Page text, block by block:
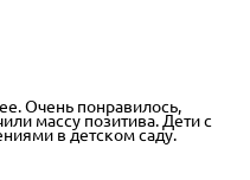
Очень понравилось,
массу позитива. Дети с
в детском саду.